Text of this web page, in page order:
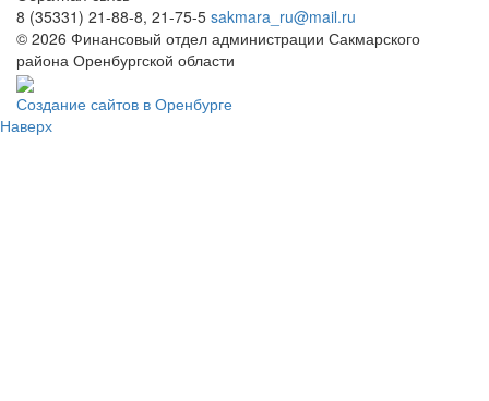
8 (35331) 21-88-8, 21-75-5 sakmara_ru@mail.ru
© 2026 Финансовый отдел администрации Сакмарского
района Оренбургской области
Создание сайтов в Оренбурге
Наверх